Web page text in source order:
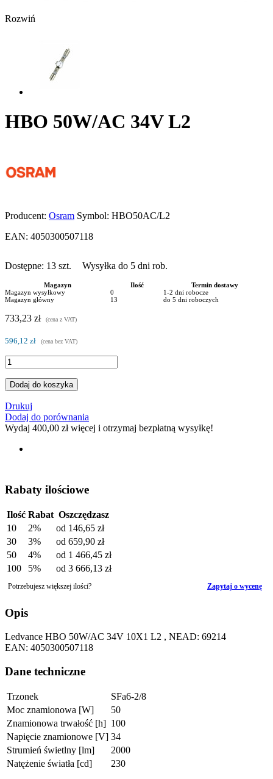
Rozwiń
HBO 50W/AC 34V L2
Producent: Osram Symbol: HBO50AC/L2
EAN: 4050300507118
Dostępne: 13 szt. Wysyłka do 5 dni rob.
Magazyn Ilość
Termin dostawy
Magazyn wysyłkowy
0
1-2 dni robocze
Magazyn główny
13 do 5 dni roboczych
733,23 zł (cena z VAT)
596,12 zł (cena bez VAT)
Dodaj do koszyka
Drukuj
Dodaj do porównania
Wydaj 400,00 złwięcej i otrzymaj bezpłatną wysyłkę!
Rabaty ilościowe
Ilość Rabat Oszczędzasz
10
2% od 146,65 zł
30
3% od 659,90 zł
50
4% od 1 466,45 zł
100
5% od 3 666,13 zł
Potrzebujesz większej ilości? Zapytaj o wycenę
Opis
Ledvance HBO 50W/AC 34V 10X1 L2 , NEAD: 69214
EAN: 4050300507118
Dane techniczne
Trzonek
SFa6-2/8
Moc znamionowa [W]
50
Znamionowa trwałość [h] 100
Napięcie znamionowe [V] 34
Strumień świetlny [lm]
2000
Natężenie światła [cd]
230